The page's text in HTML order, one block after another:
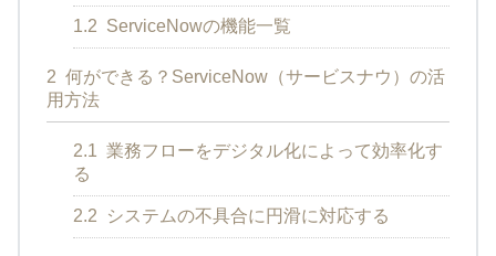
1.2 ServiceNowの機能一覧
2 何ができる？ServiceNow（サービスナウ）の活
用方法
2.1 業務フローをデジタル化によって効率化す
る
2.2 システムの不具合に円滑に対応する